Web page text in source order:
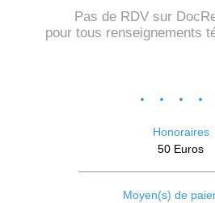
Pas de RDV sur
pour tous renseignements
Honoraires
50 Euros
Moyen(s) de